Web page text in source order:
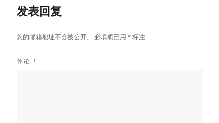
发表回复
您的邮箱地址不会被公开。 必填项已用 * 标注
评论 *